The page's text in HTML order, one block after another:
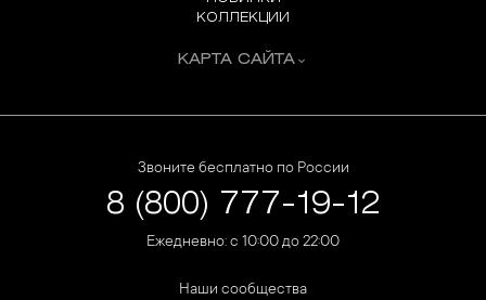
КОЛЛЕКЦИИ
КАРТА САЙТА
Звоните бесплатно по России
8 (800) 777-19-12
Ежедневно: с 10:00 до 22:00
Наши сообщества